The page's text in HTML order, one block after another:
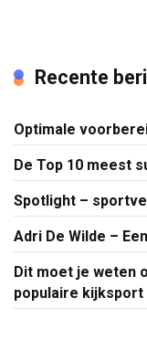
Recente
Optimale
De Top 10 meest
Spotlight –
Adri De Wilde –
Dit moet je weten
populaire kijksport